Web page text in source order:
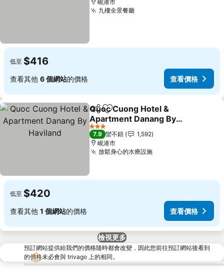
峴港市
九樓全景餐廳
低至 $416
查看其他 6 個網站的價格 查看價格
分享 加入我的最愛
Quoc Cuong Hotel &
Apartment Danang By
Haviland
3 星級
7.9 蠻不錯
1,592
峴港市
放鬆身心的水療設施
低至 $420
查看其他 1 個網站的價格 查看價格
檢視更多
預訂網站提供給我們的價格隨時都會改變，因此您前往預訂網站後看到
的價格未必會與 trivago 上的相同。